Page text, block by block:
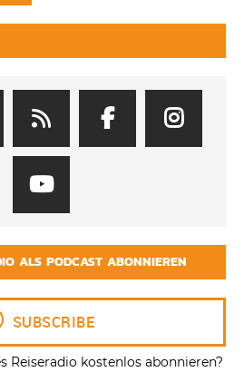
ALS PODCAST ABONNIEREN
Reiseradio kostenlos abonnieren?